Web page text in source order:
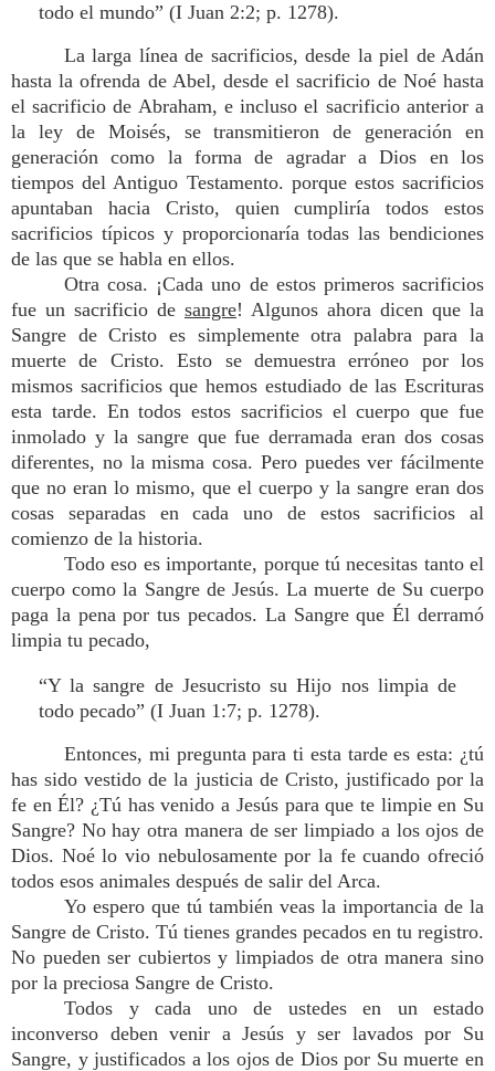
todo el mundo” (I Juan 2:2; p. 1278).
La larga línea de sacrificios, desde la piel de Adán
hasta la ofrenda de Abel, desde el sacrificio de Noé hasta
el sacrificio de Abraham, e incluso el sacrificio anterior a
la ley de Moisés, se transmitieron de generación en
generación como la forma de agradar a Dios en los
tiempos del Antiguo Testamento. porque estos sacrificios
apuntaban hacia Cristo, quien cumpliría todos estos
sacrificios típicos y proporcionaría todas las bendiciones
de las que se habla en ellos.
Otra cosa. ¡Cada uno de estos primeros sacrificios
fue un sacrificio de sangre! Algunos ahora dicen que la
Sangre de Cristo es simplemente otra palabra para la
muerte de Cristo. Esto se demuestra erróneo por los
mismos sacrificios que hemos estudiado de las Escrituras
esta tarde. En todos estos sacrificios el cuerpo que fue
inmolado y la sangre que fue derramada eran dos cosas
diferentes, no la misma cosa. Pero puedes ver fácilmente
que no eran lo mismo, que el cuerpo y la sangre eran dos
cosas separadas en cada uno de estos sacrificios al
comienzo de la historia.
Todo eso es importante, porque tú necesitas tanto el
cuerpo como la Sangre de Jesús. La muerte de Su cuerpo
paga la pena por tus pecados. La Sangre que Él derramó
limpia tu pecado,
“Y la sangre de Jesucristo su Hijo nos limpia de
todo pecado” (I Juan 1:7; p. 1278).
Entonces, mi pregunta para ti esta tarde es esta: ¿tú
has sido vestido de la justicia de Cristo, justificado por la
fe en Él? ¿Tú has venido a Jesús para que te limpie en Su
Sangre? No hay otra manera de ser limpiado a los ojos de
Dios. Noé lo vio nebulosamente por la fe cuando ofreció
todos esos animales después de salir del Arca.
Yo espero que tú también veas la importancia de la
Sangre de Cristo. Tú tienes grandes pecados en tu registro.
No pueden ser cubiertos y limpiados de otra manera sino
por la preciosa Sangre de Cristo.
Todos y cada uno de ustedes en un estado
inconverso deben venir a Jesús y ser lavados por Su
Sangre, y justificados a los ojos de Dios por Su muerte en